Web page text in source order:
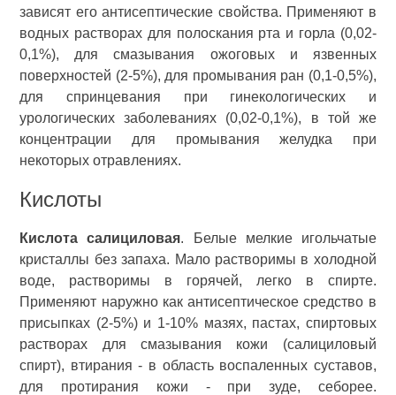
зависят его антисептические свойства. Применяют в
водных растворах для полоскания рта и горла (0,02-
0,1%), для смазывания ожоговых и язвенных
поверхностей (2-5%), для промывания ран (0,1-0,5%),
для спринцевания при гинекологических и
урологических заболеваниях (0,02-0,1%), в той же
концентрации для промывания желудка при
некоторых отравлениях.
Кислоты
Кислота салициловая. Белые мелкие игольчатые
кристаллы без запаха. Мало растворимы в холодной
воде, растворимы в горячей, легко в спирте.
Применяют наружно как антисептическое средство в
присыпках (2-5%) и 1-10% мазях, пастах, спиртовых
растворах для смазывания кожи (салициловый
спирт), втирания - в область воспаленных суставов,
для протирания кожи - при зуде, себорее.